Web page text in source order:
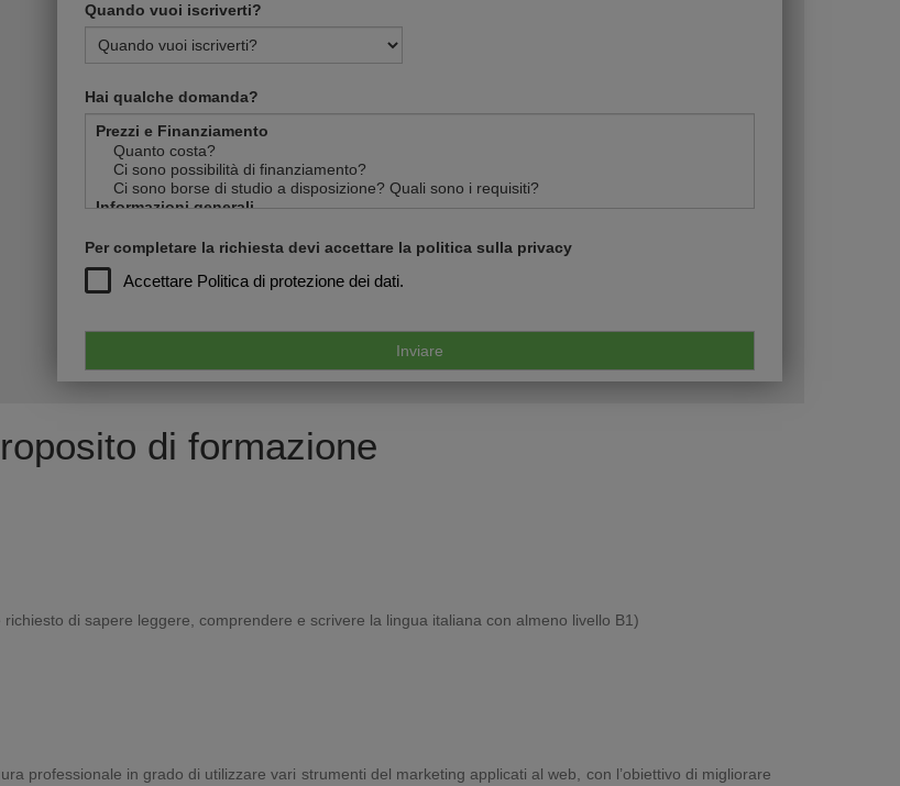
Quando vuoi iscriverti?
Hai qualche domanda?
Per completare la richiesta devi accettare la politica sulla privacy
Accettare Politica di protezione dei dati.
di formazione
di sapere leggere, comprendere e scrivere la lingua italiana con almeno livello B1)
professionale in grado di utilizzare vari strumenti del marketing applicati al web, con l’obiettivo di migliorare